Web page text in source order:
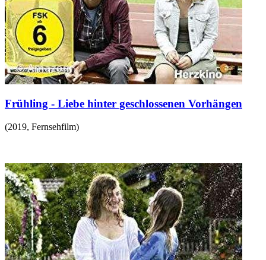
Frühling - Liebe hinter geschlossenen Vorhängen
(2019, Fernsehfilm)